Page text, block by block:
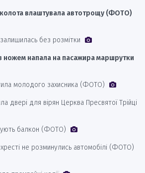
влаштувала автотрощу (ФОТО)
без розмітки
ножем напала на пасажира маршрутки
молодого захисника (ФОТО)
двері для вірян Церква Пресвятої Трійці
балкон (ФОТО)
не розминулись автомобілі (ФОТО)